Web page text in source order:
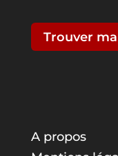
Trouver
A propos